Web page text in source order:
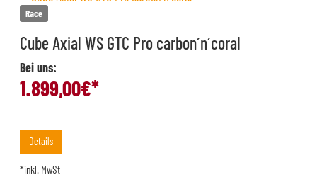
Race
Cube Axial WS GTC Pro carbon´n´coral
Bei uns:
1.899,00€*
Details
*inkl. MwSt